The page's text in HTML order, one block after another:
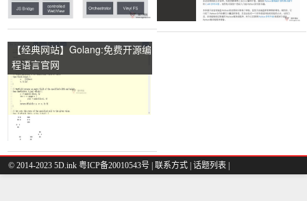
【经典网站】Golang:免费开源编
程语言官网
© 2014-2023 5D.ink 粤ICP备20010543号 联系方式 话题列表